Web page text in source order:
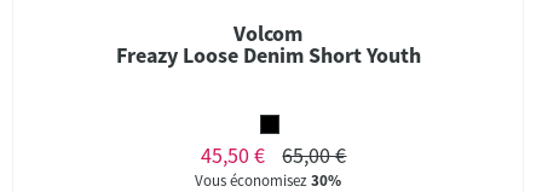
Volcom
Freazy Loose Denim Short Youth
45,50 € 65,00 €
Vous économisez30%